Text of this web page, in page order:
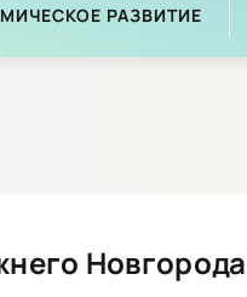
РАЗВИТИЕ
Новгорода